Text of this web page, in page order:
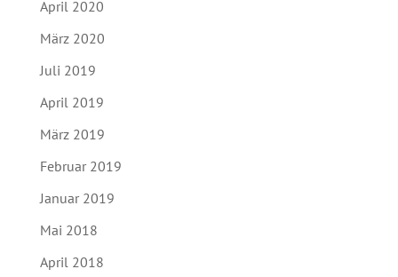
April 2020
März 2020
Juli 2019
April 2019
März 2019
Februar 2019
Januar 2019
Mai 2018
April 2018